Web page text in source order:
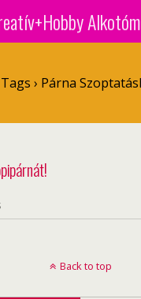
Tags › Párna
Back to top